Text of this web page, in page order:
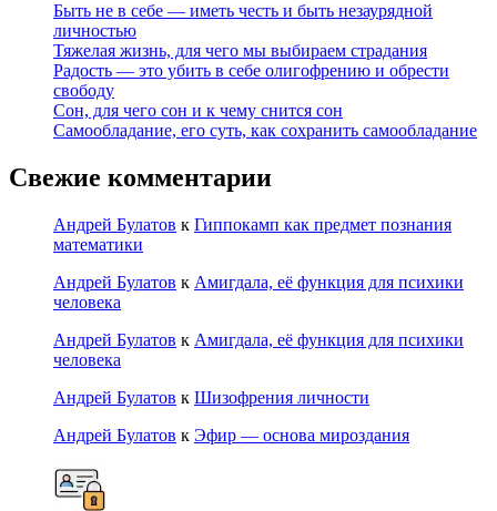
Быть не в себе — иметь честь и быть незаурядной
личностью
Тяжелая жизнь, для чего мы выбираем страдания
Радость — это убить в себе олигофрению и обрести
свободу
Сон, для чего сон и к чему снится сон
Самообладание, его суть, как сохранить самообладание
Свежие комментарии
Андрей Булатов к Гиппокамп как предмет познания
математики
Андрей Булатов к Амигдала, её функция для психики
человека
Андрей Булатов к Амигдала, её функция для психики
человека
Андрей Булатов к Шизофрения личности
Андрей Булатов к Эфир — основа мироздания